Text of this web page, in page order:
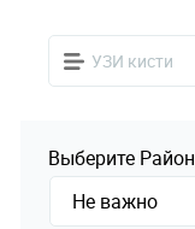
УЗИ кисти
Выберите Pайон
Не важно